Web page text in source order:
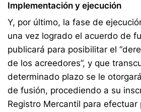
Implementación y ejecución
Y, por último, la fase de
una vez logrado el acuerdo de
publicará para posibilitar el
de los acreedores”, y que
determinado plazo se le
de fusión, procediendo a su
Registro Mercantil para efectuar